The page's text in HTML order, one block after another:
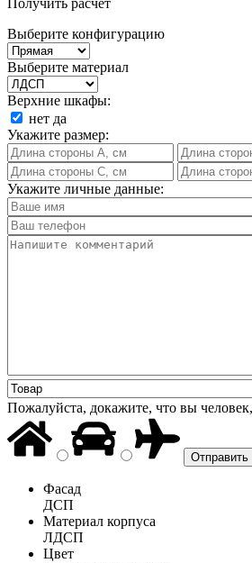
Выберите конфигурацию
Выберите материал
Верхние шкафы:
нет да
Укажите размер:
Укажите личные данные:
Пожалуйста, докажите, что вы
Фасад
ДСП
Материал корпуса
ЛДСП
Цвет